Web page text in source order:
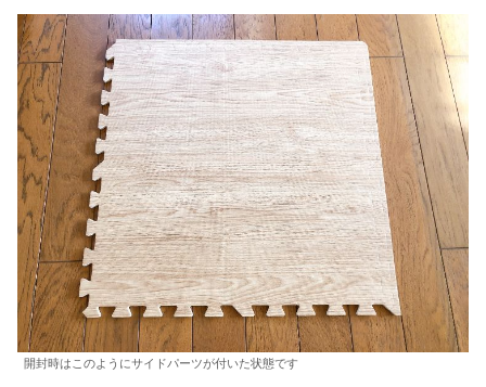
開封時はこのようにサイドパーツが付いた状態です